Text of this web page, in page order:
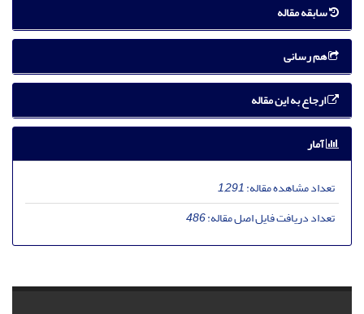
سابقه مقاله
هم رسانی
ارجاع به این مقاله
آمار
تعداد مشاهده مقاله:1,291
تعداد دریافت فایل اصل مقاله:486